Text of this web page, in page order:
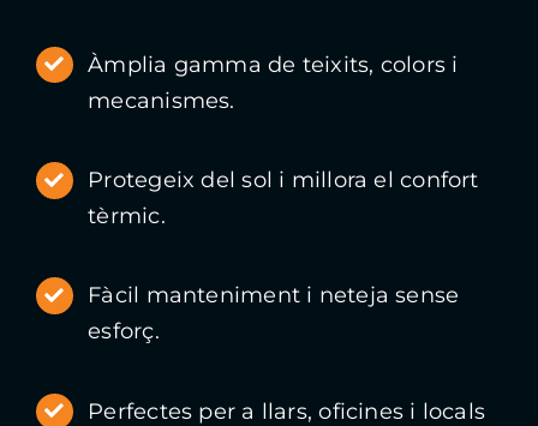
Àmplia gamma de teixits, colors i
mecanismes.
Protegeix del sol i millora el confort
tèrmic.
Fàcil manteniment i neteja sense
esforç.
Perfectes per a llars, oficines i locals